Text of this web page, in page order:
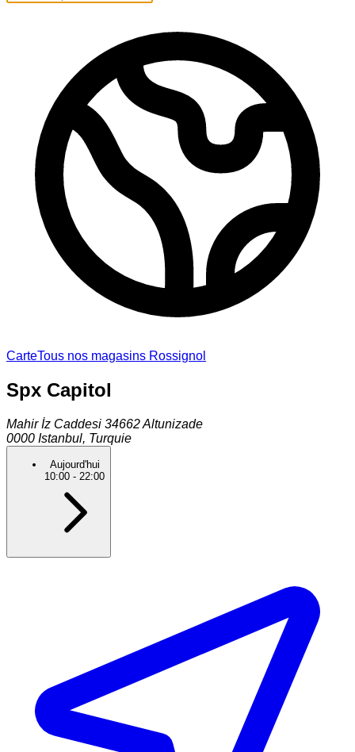
CarteTous nos magasins Rossignol
Spx Capitol
Mahir İz Caddesi 34662 Altunizade
0000 Istanbul, Turquie
Aujourd'hui
10:00 - 22:00